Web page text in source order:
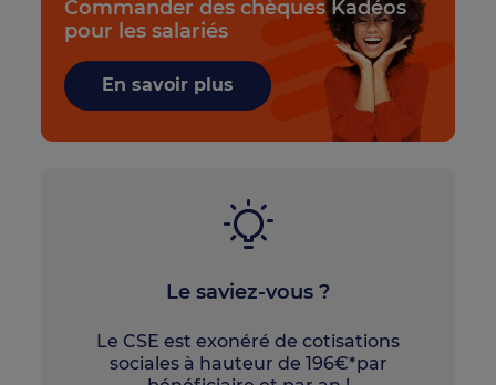
Commander des chèques Kadéos
pour les salariés
En savoir plus
Le saviez-vous ?
Le CSE est exonéré de cotisations
sociales à hauteur de 196€*par